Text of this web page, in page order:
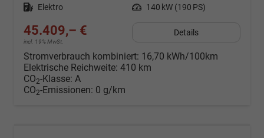
Kraftstoff Elektro Leistung 140 kW (190 PS)
45.409,– €
incl. 19% MwSt.
Details
Stromverbrauch kombiniert: 16,70 kWh/100km
Elektrische Reichweite: 410 km
CO2-Klasse: A
CO2-Emissionen: 0 g/km